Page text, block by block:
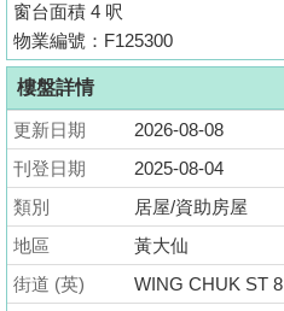
地
產
新
聞
數
據
公
佈
窗台面積 4 呎
物業編號：F125300
樓盤詳情
更新日期
2026-08-08
刊登日期
2025-08-04
類別
居屋/資助房屋
地區
黃大仙
街道 (英)
WING CHUK ST 8